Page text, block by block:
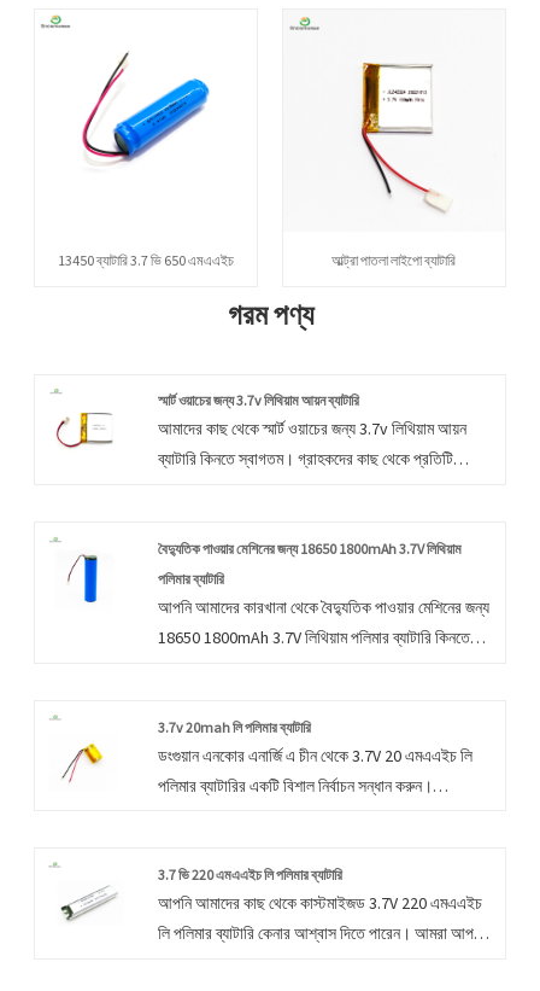
13450 ব্যাটারি 3.7 ভি 650 এমএএইচ আল্ট্রা পাতলা লাইপো ব্যাটারি
গরম পণ্য
স্মার্ট ওয়াচের জন্য 3.7v লিথিয়াম আয়ন ব্যাটারি
আমাদের কাছ থেকে স্মার্ট ওয়াচের জন্য 3.7v লিথিয়াম আয়ন
ব্যাটারি কিনতে স্বাগতম। গ্রাহকদের কাছ থেকে প্রতিটি
বৈদ্যুতিক পাওয়ার মেশিনের জন্য 18650 1800mAh 3.7V লিথিয়াম
পলিমার ব্যাটারি
আপনি আমাদের কারখানা থেকে বৈদ্যুতিক পাওয়ার মেশিনের জন্য
18650 1800mAh 3.7V লিথিয়াম পলিমার ব্যাটারি কিনতে
3.7v 20mah লি পলিমার ব্যাটারি
ডংগুয়ান এনকোর এনার্জি এ চীন থেকে 3.7V 20 এমএএইচ লি
পলিমার ব্যাটারির একটি বিশাল নির্বাচন সন্ধান করুন।
3.7 ভি 220 এমএএইচ লি পলিমার ব্যাটারি
আপনি আমাদের কাছ থেকে কাস্টমাইজড 3.7V 220 এমএএইচ
লি পলিমার ব্যাটারি কেনার আশ্বাস দিতে পারেন। আমরা আপনার